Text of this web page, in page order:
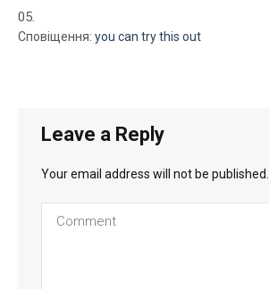
Сповіщення: you can try this out
Leave a Reply
Your email address will not be published.